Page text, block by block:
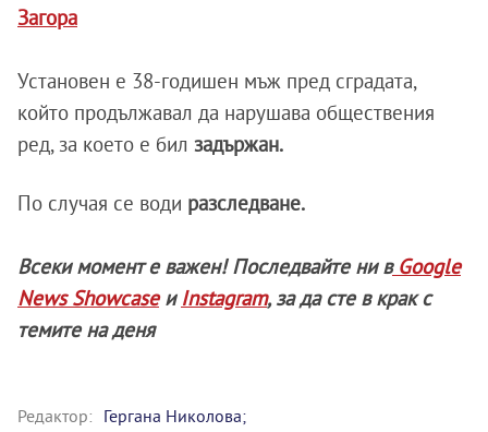
Загора
Установен е 38-годишен мъж пред сградата,
който продължавал да нарушава обществения
ред, за което е бил задържан.
По случая се води разследване.
Всеки момент е важен! Последвайте ни вGoogle
News Showcaseи Instagram, за да сте в крак с
темите на деня
Редактор: Гергана Николова;